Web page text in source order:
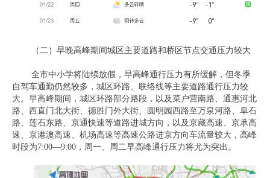
（二）早晚高峰期间城区主要道路和桥区节点交通压力较大
全市中小学将陆续放假，早高峰通行压力有所缓解，但冬季
自驾车通勤仍然较多，城区环路、联络线等主要道路通行压力较
大。早高峰期间，城区环路部分路段，以及菜户营南路、通惠河北
路、西直门北大街、德胜门外大街、圆明园西路至万泉河路、阜石
路、莲石东路、京通快速等道路进城方向，以及京藏高速、京承高
速、京港澳高速、机场高速等高速公路进京方向车流量较大，高峰
时段为7:00—9:00，周一、周二早高峰通行压力将尤为突出。